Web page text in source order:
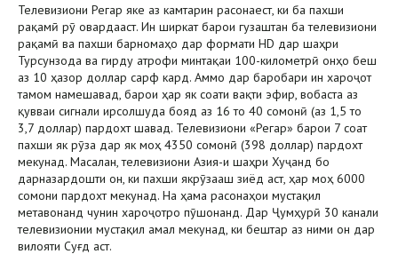
Телевизиони Регар яке аз камтарин расонаест, ки ба пахши
рақамӣ рӯ овардааст. Ин ширкат барои гузаштан ба телевизиони
рақамӣ ва пахши барномаҳо дар формати HD дар шаҳри
Турсунзода ва гирду атрофи минтақаи 100-километрӣ онҳо беш
аз 10 ҳазор доллар сарф кард. Аммо дар баробари ин хароҷот
тамом намешавад, барои ҳар як соати вақти эфир, вобаста аз
қувваи сигнали ирсолшуда бояд аз 16 то 40 сомонӣ (аз 1,5 то
3,7 доллар) пардохт шавад. Телевизиони «Регар» барои 7 соат
пахши як рӯза дар як моҳ 4350 сомонӣ (398 доллар) пардохт
мекунад. Масалан, телевизиони Азия-и шаҳри Хуҷанд бо
дарназардошти он, ки пахши якрӯзааш зиёд аст, ҳар моҳ 6000
сомони пардохт мекунад. На ҳама расонаҳои мустақил
метавонанд чунин хароҷотро пӯшонанд. Дар Ҷумҳурӣ 30 канали
телевизионии мустақил амал мекунад, ки бештар аз ними он дар
вилояти Суғд аст.